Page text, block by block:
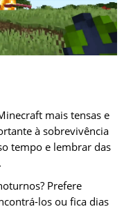
mais tensas e
à sobrevivência
tempo e lembrar das
Prefere
los ou fica dias